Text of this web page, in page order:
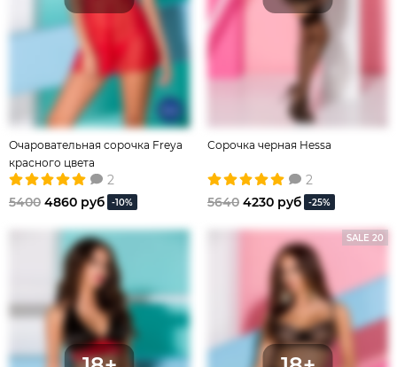
Очаровательная сорочка Freya
красного цвета
2
5400 4860 руб -10%
Сорочка черная Hessa
2
5640 4230 руб -25%
SALE 20